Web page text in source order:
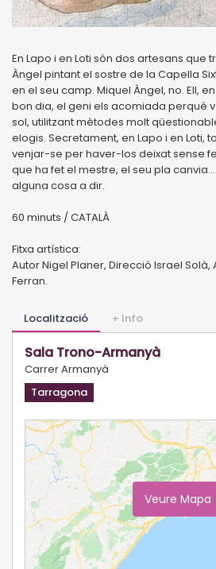
En Lapo i en Loti són dos artesans que
Àngel pintant el sostre de la Capella
en el seu camp. Miquel Àngel, no. Ell,
bon dia, el geni els acomiada perquè
sol, utilitzant mètodes molt
elogis. Secretament, en Lapo i en Loti,
venjar-se per haver-los deixat sense
que ha fet el mestre, el seu pla
alguna cosa a dir.
60 minuts / CATALÀ
Fitxa artística:
Autor Nigel Planer, Direcció Israel Solà,
Ferran.
Localització + Info
Sala Trono-Armanyà
Carrer Armanyà
Tarragona
Veure Mapa